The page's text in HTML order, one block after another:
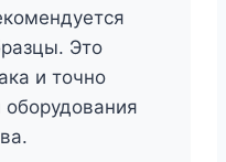
Это
и точно